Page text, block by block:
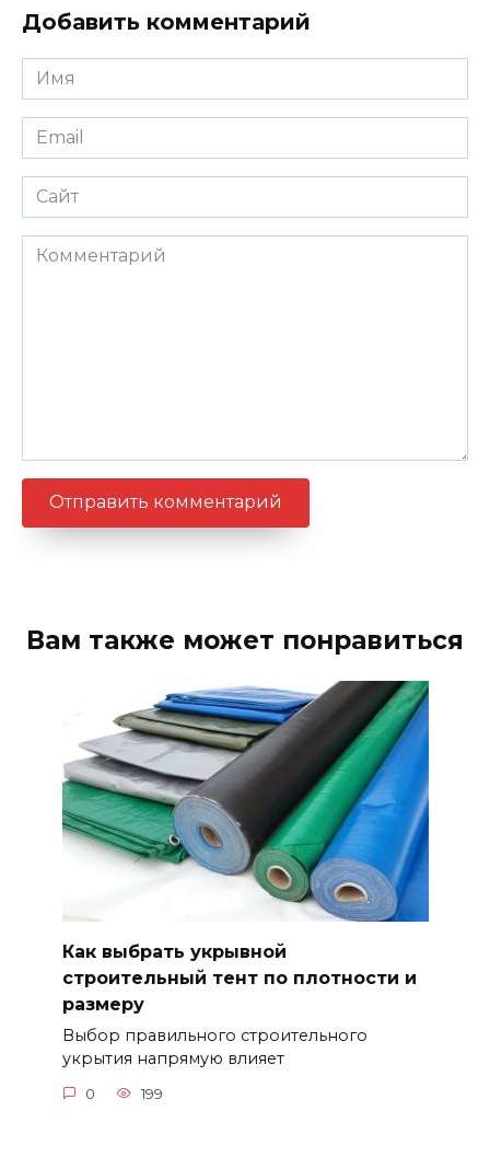
Добавить комментарий
Имя
*
Email
*
Сайт
Комментарий
Вам также может понравиться
Как выбрать укрывной
строительный тент по плотности и
размеру
Выбор правильного строительного
укрытия напрямую влияет
0 199